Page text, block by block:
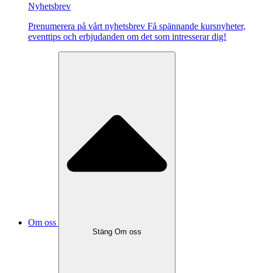
Nyhetsbrev
Pre­nu­me­re­ra på vårt ny­hets­brev Få spännande kursnyheter,
eventtips och erbjudanden om det som intresserar dig!
Om oss
Stäng Om oss